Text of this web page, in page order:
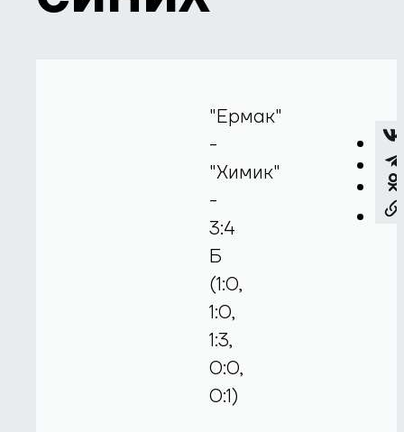
"Ермак"
-
"Химик"
-
3:4
Б
(1:0,
1:0,
1:3,
0:0,
0:1)